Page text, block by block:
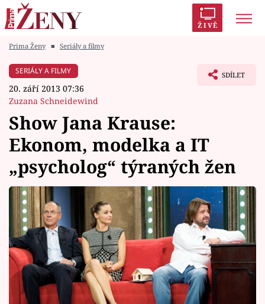
ŽIVĚ
Módní alarm
Témata
Celebrity
Vztahy
Seriály
Horoskopy
Sledujte prima+
Prima Ženy ■ Seriály a filmy
SERIÁLY A FILMY
20. září 2013 07:36
Zuzana Schneidewind
SDÍLET
Show Jana Krause:
Ekonom, modelka a IT
„psycholog“ týraných žen